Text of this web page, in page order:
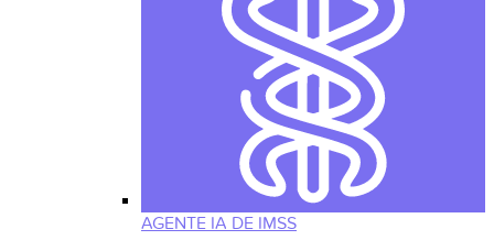
AGENTE IA DE IMSS